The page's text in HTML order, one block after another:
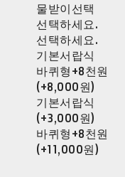
물받이선택
선택하세요.
선택하세요.
기본서랍식
바퀴형+8천원
(+8,000원)
기본서랍식
(+3,000원)
바퀴형+8천원
(+11,000원)